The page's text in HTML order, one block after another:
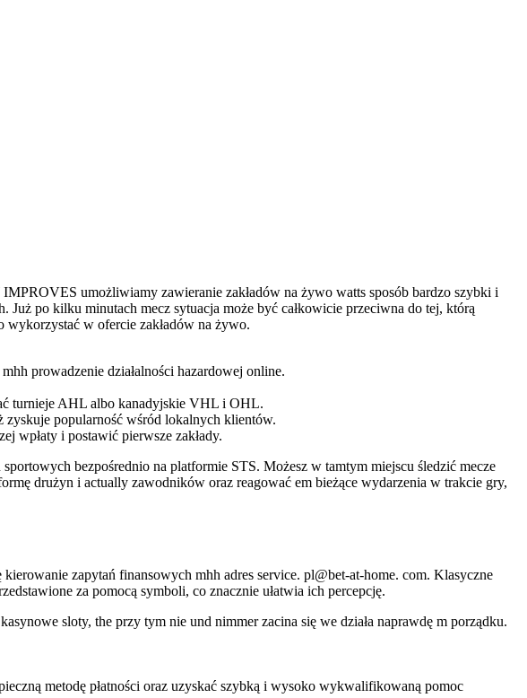
umożliwiamy zawieranie zakładów na żywo watts sposób bardzo szybki i
Już po kilku minutach mecz sytuacja może być całkowicie przeciwna do tej, którą
wykorzystać w ofercie zakładów na żywo.
prowadzenie działalności hazardowej online.
turnieje AHL albo kanadyjskie VHL i OHL.
zyskuje popularność wśród lokalnych klientów.
wpłaty i postawić pierwsze zakłady.
bezpośrednio na platformie STS. Możesz w tamtym miejscu śledzić mecze
drużyn i actually zawodników oraz reagować em bieżące wydarzenia w trakcie gry,
zapytań finansowych mhh adres service. pl@bet-at-home. com. Klasyczne
za pomocą symboli, co znacznie ułatwia ich percepcję.
sloty, the przy tym nie und nimmer zacina się we działa naprawdę m porządku.
metodę płatności oraz uzyskać szybką i wysoko wykwalifikowaną pomoc